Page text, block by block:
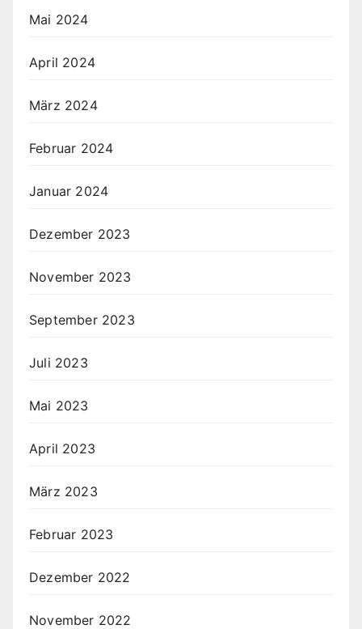
Mai 2024
April 2024
März 2024
Februar 2024
Januar 2024
Dezember 2023
November 2023
September 2023
Juli 2023
Mai 2023
April 2023
März 2023
Februar 2023
Dezember 2022
November 2022